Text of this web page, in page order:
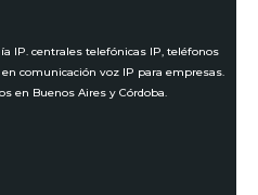
IP. centrales telefónicas IP, teléfonos
comunicación voz IP para empresas.
en Buenos Aires y Córdoba.